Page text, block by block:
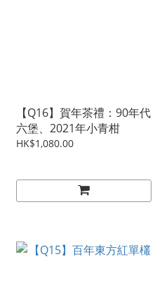
【Q16】賀年茶禮：90年代
六堡、2021年小青柑
HK$1,080.00